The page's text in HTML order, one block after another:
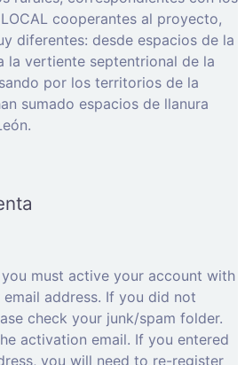
LOCAL cooperantes al proyecto,
diferentes: desde espacios de la
la vertiente septentrional de la
por los territorios de la
sumado espacios de llanura
must active your account with
address. If you did not
check your junk/spam folder.
activation email. If you entered
you will need to re-register